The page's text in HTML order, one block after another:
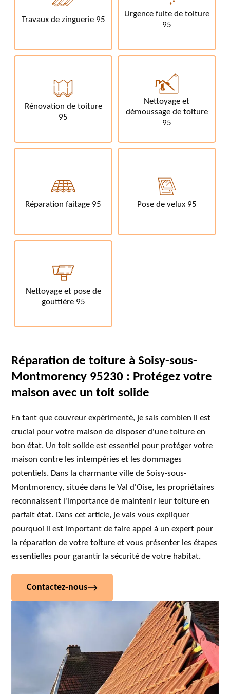
Travaux de zinguerie 95
Urgence fuite de toiture
95
Rénovation de toiture
95
Nettoyage et
démoussage de toiture
95
Réparation faitage 95 Pose de velux 95
Nettoyage et pose de
gouttière 95
Réparation de toiture à Soisy-sous-
Montmorency 95230 : Protégez votre
maison avec un toit solide
En tant que couvreur expérimenté, je sais combien il est
crucial pour votre maison de disposer d'une toiture en
bon état. Un toit solide est essentiel pour protéger votre
maison contre les intempéries et les dommages
potentiels. Dans la charmante ville de Soisy-sous-
Montmorency, située dans le Val d'Oise, les propriétaires
reconnaissent l'importance de maintenir leur toiture en
parfait état. Dans cet article, je vais vous expliquer
pourquoi il est important de faire appel à un expert pour
la réparation de votre toiture et vous présenter les étapes
essentielles pour garantir la sécurité de votre habitat.
Contactez-nous